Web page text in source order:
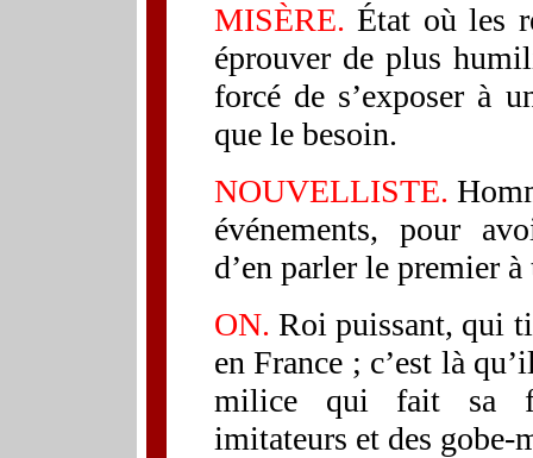
MISÈRE. État où les
éprouver de plus
forcé de s’exposer à
que le besoin.
NOUVELLISTE.
événements, pour
d’en parler le premier
ON.Roi puissant, qui
en France ; c’est là
milice qui fait sa
imitateurs et des gobe-